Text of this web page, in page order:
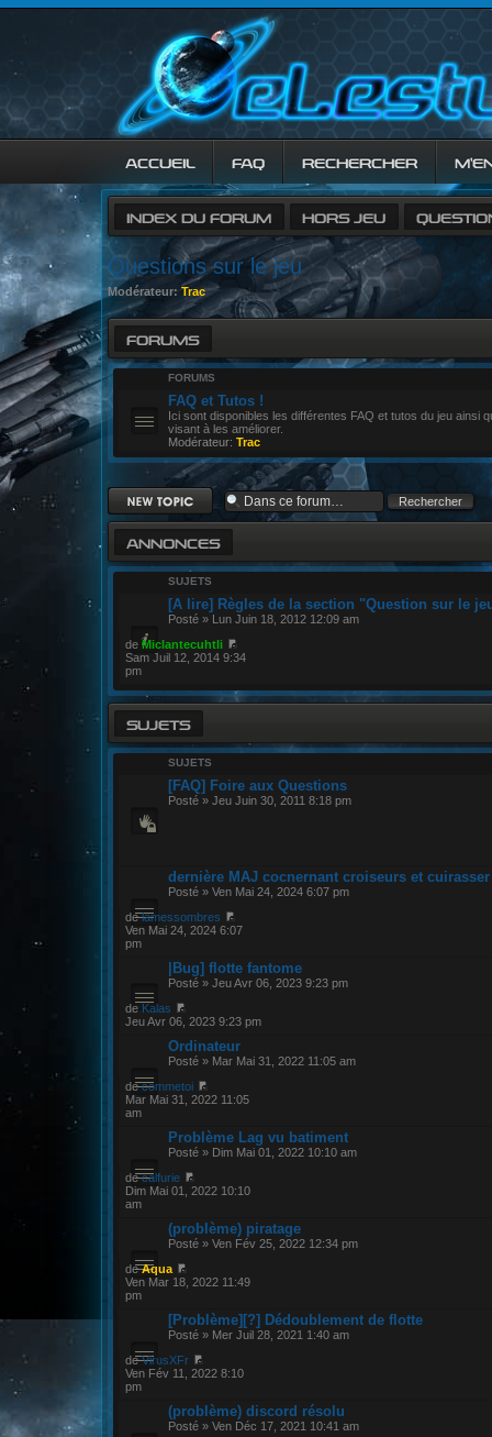
ACCUEIL FAQ RECHERCHER
INDEX DU FORUM HORS JEU
Questions sur le jeu
Modérateur: Trac
FORUMS
FORUMS
FAQ et Tutos !
Ici sont disponibles les différentes FAQ et tutos du jeu ainsi
visant à les améliorer.
Modérateur: Trac
Ecrire un nouveau
sujet
ANNONCES
SUJETS
[A lire] Règles de la section "Question sur le
Posté » Lun Juin 18, 2012 12:09 am
de Miclantecuhtli
Sam Juil 12, 2014 9:34
pm
SUJETS
SUJETS
[FAQ] Foire aux Questions
Posté » Jeu Juin 30, 2011 8:18 pm
dernière MAJ cocnernant croiseurs et cuirasser
Posté » Ven Mai 24, 2024 6:07 pm
delamessombres
Ven Mai 24, 2024 6:07
pm
|Bug] flotte fantome
Posté » Jeu Avr 06, 2023 9:23 pm
de Kalas
Jeu Avr 06, 2023 9:23 pm
Ordinateur
Posté » Mar Mai 31, 2022 11:05 am
decommetoi
Mar Mai 31, 2022 11:05
am
Problème Lag vu batiment
Posté » Dim Mai 01, 2022 10:10 am
decalfurie
Dim Mai 01, 2022 10:10
am
(problème) piratage
Posté » Ven Fév 25, 2022 12:34 pm
deAqua
Ven Mar 18, 2022 11:49
pm
[Problème][?] Dédoublement de flotte
Posté » Mer Juil 28, 2021 1:40 am
deVirusXFr
Ven Fév 11, 2022 8:10
pm
(problème) discord résolu
Posté » Ven Déc 17, 2021 10:41 am